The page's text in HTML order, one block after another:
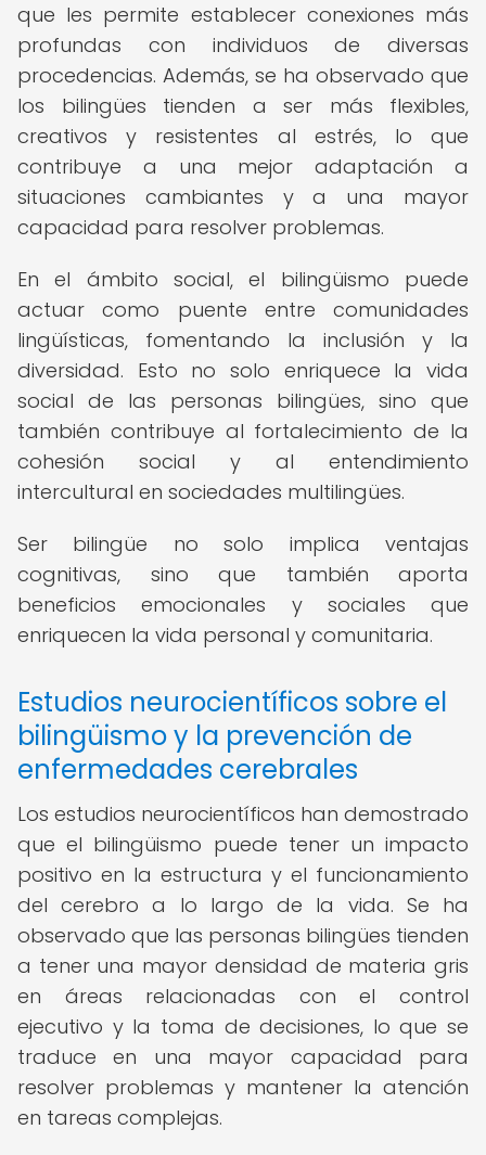
que les permite establecer conexiones más
profundas con individuos de diversas
procedencias. Además, se ha observado que
los bilingües tienden a ser más flexibles,
creativos y resistentes al estrés, lo que
contribuye a una mejor adaptación a
situaciones cambiantes y a una mayor
capacidad para resolver problemas.
En el ámbito social, el bilingüismo puede
actuar como puente entre comunidades
lingüísticas, fomentando la inclusión y la
diversidad. Esto no solo enriquece la vida
social de las personas bilingües, sino que
también contribuye al fortalecimiento de la
cohesión social y al entendimiento
intercultural en sociedades multilingües.
Ser bilingüe no solo implica ventajas
cognitivas, sino que también aporta
beneficios emocionales y sociales que
enriquecen la vida personal y comunitaria.
Estudios neurocientíficos sobre el
bilingüismo y la prevención de
enfermedades cerebrales
Los estudios neurocientíficos han demostrado
que el bilingüismo puede tener un impacto
positivo en la estructura y el funcionamiento
del cerebro a lo largo de la vida. Se ha
observado que las personas bilingües tienden
a tener una mayor densidad de materia gris
en áreas relacionadas con el control
ejecutivo y la toma de decisiones, lo que se
traduce en una mayor capacidad para
resolver problemas y mantener la atención
en tareas complejas.